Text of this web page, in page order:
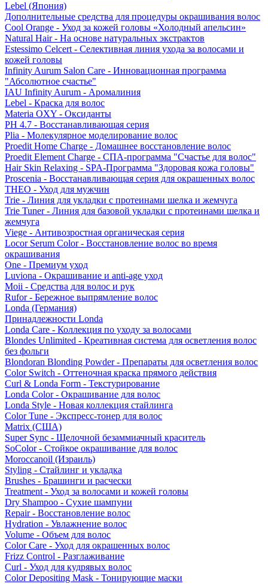
Lebel (Япония)
Дополнительные средства для процедуры окрашивания волос
Cool Orange - Уход за кожей головы «Холодный апельсин»
Natural Hair - На основе натуральных экстрактов
Estessimo Celcert - Селективная линия ухода за волосами и
кожей головы
Infinity Aurum Salon Care - Инновационная программа
"Абсолютное счастье"
IAU Infinity Aurum - Аромалиния
Lebel - Краска для волос
Materia OXY - Оксиданты
PH 4.7 - Восстанавливающая серия
Plia - Молекулярное моделирование волос
Proedit Home Charge - Домашнее восстановление волос
Proedit Element Charge - СПА-программа "Счастье для волос"
Hair Skin Relaxing - SPA-Программа "Здоровая кожа головы"
Proscenia - Восстанавливающая серия для окрашенных волос
THEO - Уход для мужчин
Trie - Линия для укладки с протеинами шелка и жемчуга
Trie Tuner - Линия для базовой укладки с протеинами шелка и
жемчуга
Viege - Антивозростная органическая серия
Locor Serum Color - Восстановление волос во время
окрашивания
One - Премиум уход
Luviona - Окрашивание и anti-age уход
Moii - Средства для волос и рук
Rufor - Бережное выпрямление волос
Londa (Германия)
Принадлежности Londa
Londa Care - Коллекция по уходу за волосами
Blondes Unlimited - Креативная система для осветления волос
без фольги
Blondoran Blonding Powder - Препараты для осветления волос
Color Switch - Оттеночная краска прямого действия
Curl & Londa Form - Текстурирование
Londa Color - Окрашивание для волос
Londa Style - Новая коллекция стайлинга
Color Tune - Экспресс-тонер для волос
Matrix (США)
Super Sync - Щелочной безаммиачный краситель
SoColor - Стойкое окрашивание для волос
Moroccanoil (Израиль)
Styling - Стайлинг и укладка
Brushes - Брашинги и расчески
Treatment - Уход за волосами и кожей головы
Dry Shampoo - Сухие шампуни
Repair - Восстановление волос
Hydration - Увлажнение волос
Volume - Объем для волос
Color Care - Уход для окрашенных волос
Frizz Control - Разглаживание
Curl - Уход для кудрявых волос
Color Depositing Mask - Тонирующие маски